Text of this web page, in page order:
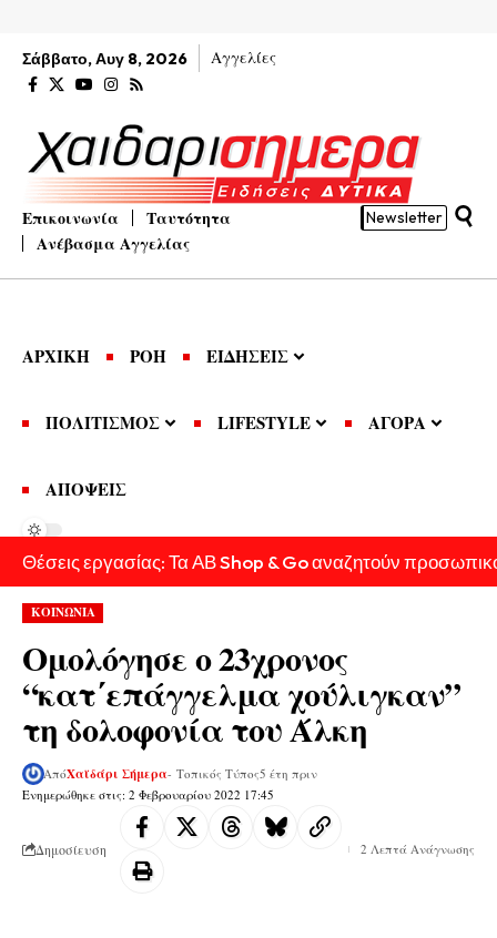
Σάββατο, Αυγ 8, 2026 Αγγελίες
Επικοινωνία
Ταυτότητα
Ανέβασμα Αγγελίας
Newsletter
ΑΡΧΙΚΗ ΡΟΗ ΕΙΔΗΣΕΙΣ
ΠΟΛΙΤΙΣΜΟΣ LIFESTYLE ΑΓΟΡΑ
ΑΠΟΨΕΙΣ
Θέσεις εργασίας: Τα ΑΒ Shop & Go αναζητούν
ΚΟΙΝΩΝΙΑ
Ομολόγησε ο 23χρονος
“κατ΄επάγγελμα χούλιγκαν”
τη δολοφονία του Άλκη
Ενημερώθηκε στις: 2 Φεβρουαρίου 2022 17:45
ΑπόΧαϊδάρι Σήμερα- Τοπικός Τύπος5 έτη πριν
Δημοσίευση 2 Λεπτά Ανάγνωσης